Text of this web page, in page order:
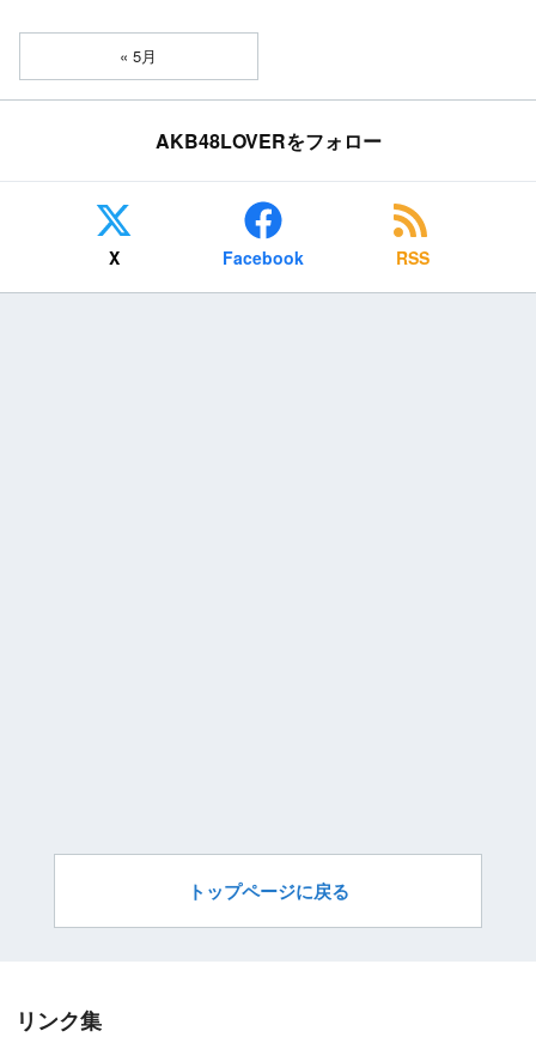
« 5月
AKB48LOVERをフォロー
X Facebook RSS
トップページに戻る
リンク集